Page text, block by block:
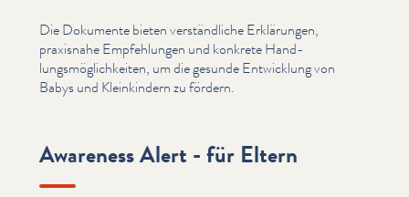
Die Dokumente bieten ver­ständliche Erklärungen,
praxisnahe Empfehlun­gen und konkrete Hand­
lungsmöglichkeit­en, um die gesunde Entwicklung von
Babys und Kleinkindern zu fördern.
Awareness Alert - für Eltern